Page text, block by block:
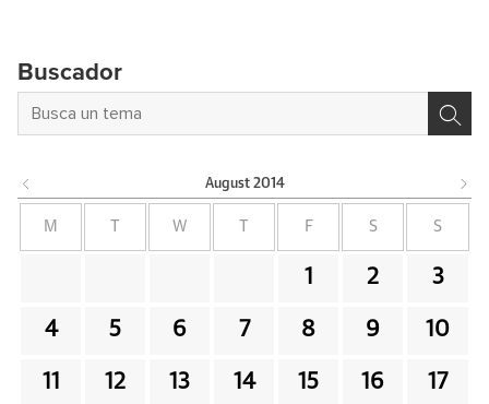
Buscador
August 2014
M W F S S
1 2 3
4 5 6 7 8 9 10
11 12 13 14 15 16 17